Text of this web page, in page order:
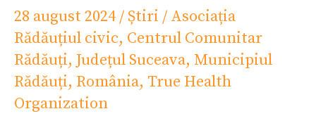
28 august 2024 / Știri / Asociația
Rădăuțiul civic, Centrul Comunitar
Rădăuți, Județul Suceava, Municipiul
Rădăuți, România, True Health
Organization